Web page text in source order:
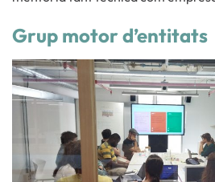
Grup motor d’entitats